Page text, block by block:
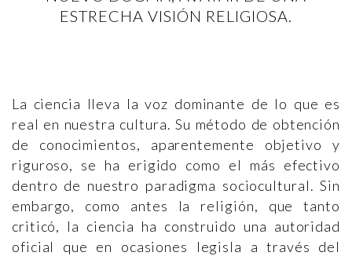
ESTRECHA VISIÓN RELIGIOSA.
La ciencia lleva la voz dominante de lo que es
real en nuestra cultura. Su método de obtención
de conocimientos, aparentemente objetivo y
riguroso, se ha erigido como el más efectivo
dentro de nuestro paradigma sociocultural. Sin
embargo, como antes la religión, que tanto
criticó, la ciencia ha construido una autoridad
oficial que en ocasiones legisla a través del